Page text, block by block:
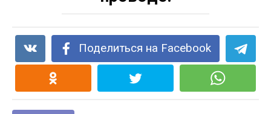
Поделиться на Facebook